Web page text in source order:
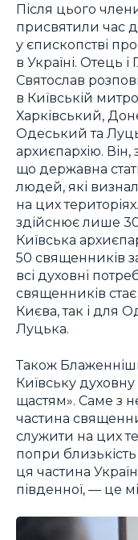
Після цього
присвятили час
у єпископстві
в Україні. Отець
Святослав
в Київській
Харківський,
Одеський та
архиєпархію.
що державна
людей, які
на цих
здійснює лише
Київська
50 священників
всі духовні
священників
Києва, так і для
Луцька.
Також
Київську
щастям». Саме з
частина
служити на цих
попри
ця частина
південної, — це